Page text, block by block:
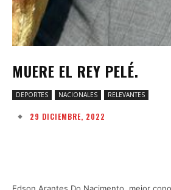
MUERE EL REY PELÉ.
DEPORTES NACIONALES RELEVANTES
29 DICIEMBRE, 2022